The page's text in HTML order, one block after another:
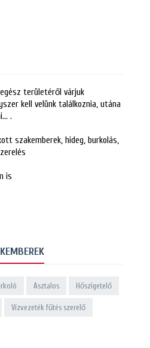
területéről várjuk
kell velünk találkoznia, utána
.
szakemberek, hideg, burkolás,
is
Asztalos Hőszigetelő
Vízvezeték fűtés szerelő